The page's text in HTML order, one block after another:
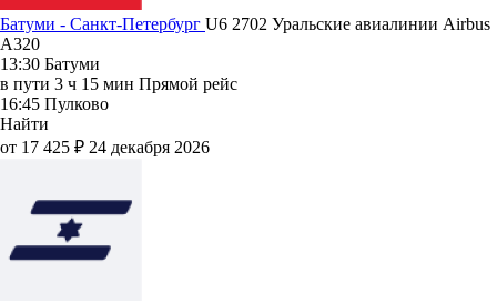
Батуми - Санкт-Петербург U6 2702 Уральские авиалинии Airbus
A320
13:30 Батуми
в пути 3 ч 15 мин Прямой рейс
16:45 Пулково
Найти
от 17 425 ₽ 24 декабря 2026